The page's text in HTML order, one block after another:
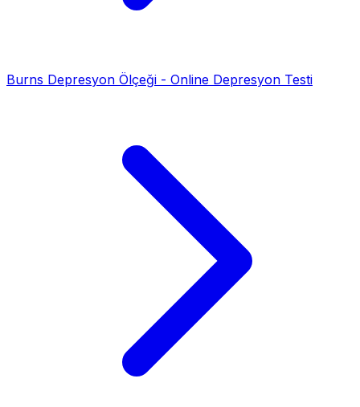
Burns Depresyon Ölçeği - Online Depresyon Testi